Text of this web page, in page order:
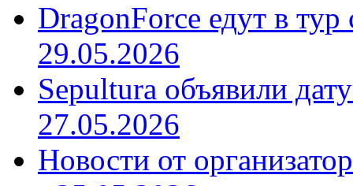
DragonForce едут в
29.05.2026
Sepultura объявили
27.05.2026
Новости от